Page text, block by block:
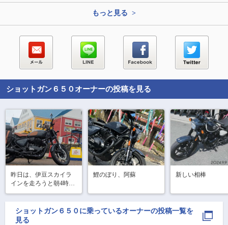
もっと見る >
ショットガン６５０ オーナーの投稿を見る
昨日は、伊豆スカイラ
インを走ろうと朝4時に
家を出たらなんと小雨
が…。
こりゃ山の方は、無理
かなって思いつつ国道
鯉のぼり、阿蘇 新しい相棒
ショットガン６５０ に乗っているオーナーの投稿一覧を
見る